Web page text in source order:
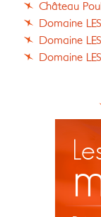
Château
Domaine
Domaine
Domaine